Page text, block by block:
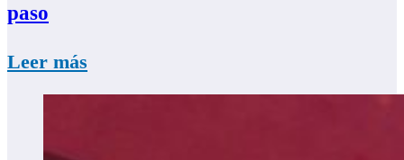
paso
Leer más